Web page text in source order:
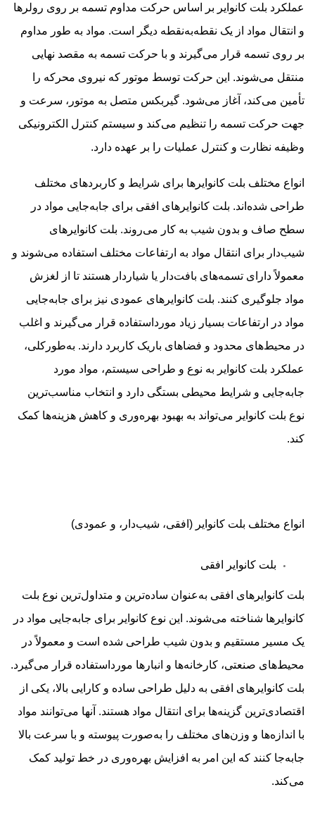
عملکرد بلت کانوایر بر اساس حرکت مداوم تسمه بر روی رولرها
و انتقال مواد از یک نقطه‌به‌نقطه دیگر است. مواد به طور مداوم
بر روی تسمه قرار می‌گیرند و با حرکت تسمه به مقصد نهایی
منتقل می‌شوند. این حرکت توسط موتور که نیروی محرکه را
تأمین می‌کند، آغاز می‌شود. گیربکس متصل به موتور، سرعت و
جهت حرکت تسمه را تنظیم می‌کند و سیستم کنترل الکترونیکی
وظیفه نظارت و کنترل عملیات را بر عهده دارد.
انواع مختلف بلت کانوایرها برای شرایط و کاربردهای مختلف
طراحی شده‌اند. بلت کانوایرهای افقی برای جابه‌جایی مواد در
سطح صاف و بدون شیب به کار می‌روند. بلت کانوایرهای
شیب‌دار برای انتقال مواد به ارتفاعات مختلف استفاده می‌شوند و
معمولاً دارای تسمه‌های بافت‌دار یا شیاردار هستند تا از لغزش
مواد جلوگیری کنند. بلت کانوایرهای عمودی نیز برای جابه‌جایی
مواد در ارتفاعات بسیار زیاد مورداستفاده قرار می‌گیرند و اغلب
در محیط‌های محدود و فضاهای باریک کاربرد دارند. به‌طورکلی،
عملکرد بلت کانوایر به نوع و طراحی سیستم، مواد مورد
جابه‌جایی و شرایط محیطی بستگی دارد و انتخاب مناسب‌ترین
نوع بلت کانوایر می‌تواند به بهبود بهره‌وری و کاهش هزینه‌ها کمک
کند.
انواع مختلف بلت کانوایر (افقی، شیب‌دار، و عمودی)
بلت کانوایر افقی
بلت کانوایرهای افقی به‌عنوان ساده‌ترین و متداول‌ترین نوع بلت
کانوایرها شناخته می‌شوند. این نوع کانوایر برای جابه‌جایی مواد در
یک مسیر مستقیم و بدون شیب طراحی شده است و معمولاً در
محیط‌های صنعتی، کارخانه‌ها و انبارها مورداستفاده قرار می‌گیرد.
بلت کانوایرهای افقی به دلیل طراحی ساده و کارایی بالا، یکی از
اقتصادی‌ترین گزینه‌ها برای انتقال مواد هستند. آنها می‌توانند مواد
با اندازه‌ها و وزن‌های مختلف را به‌صورت پیوسته و با سرعت بالا
جابه‌جا کنند که این امر به افزایش بهره‌وری در خط تولید کمک
می‌کند.